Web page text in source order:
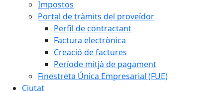
Impostos
Portal de tràmits del proveïdor
Perfil de contractant
Factura electrònica
Creació de factures
Període mitjà de pagament
Finestreta Única Empresarial (FUE)
Ciutat